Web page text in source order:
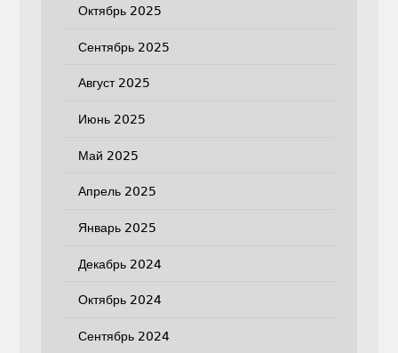
Октябрь 2025
Сентябрь 2025
Август 2025
Июнь 2025
Май 2025
Апрель 2025
Январь 2025
Декабрь 2024
Октябрь 2024
Сентябрь 2024